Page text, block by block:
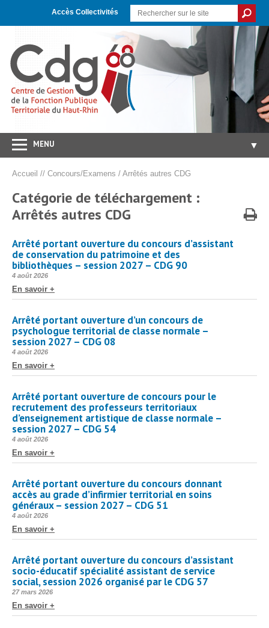
navigation
Accès Collectivités
MENU ▼
Concours/Examens ▼
Carrières/RH
Protection sociale
Santé Sécurité au Travail
Archivistes
e-services
Accueil // Concours/Examens / Arrêtés autres CDG
Catégorie de téléchargement :
Arrêtés autres CDG
Arrêté portant ouverture du concours d’assistant
de conservation du patrimoine et des
bibliothèques – session 2027 – CDG 90
Publié
4 août 2026
En savoir +
Arrêté portant ouverture d’un concours de
psychologue territorial de classe normale –
session 2027 – CDG 08
Publié
4 août 2026
En savoir +
Arrêté portant ouverture de concours pour le
recrutement des professeurs territoriaux
d’enseignement artistique de classe normale –
session 2027 – CDG 54
Publié
4 août 2026
En savoir +
Arrêté portant ouverture du concours donnant
accès au grade d’infirmier territorial en soins
généraux – session 2027 – CDG 51
Publié
4 août 2026
En savoir +
Arrêté portant ouverture du concours d’assistant
socio-éducatif spécialité assistant de service
social, session 2026 organisé par le CDG 57
Publié
27 mars 2026
En savoir +